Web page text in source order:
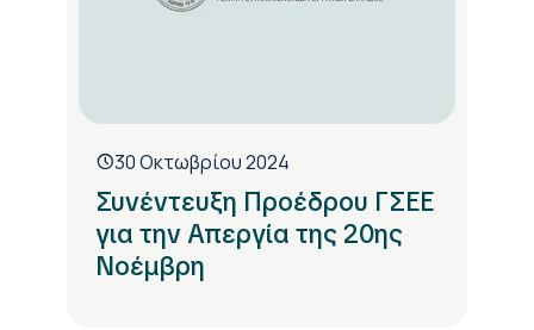
30 Οκτωβρίου 2024
Συνέντευξη Προέδρου ΓΣΕΕ
για την Απεργία της 20ης
Νοέμβρη